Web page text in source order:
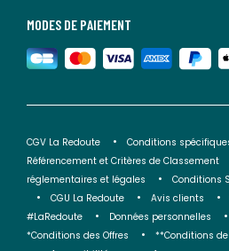
MODES DE PAIEMENT
CGV La Redoute
Conditions
Référencement et Critères de Classement
réglementaires et légales
Conditions
CGU La Redoute
Avis clients
#LaRedoute
Données personnelles
*Conditions des Offres
**Conditions